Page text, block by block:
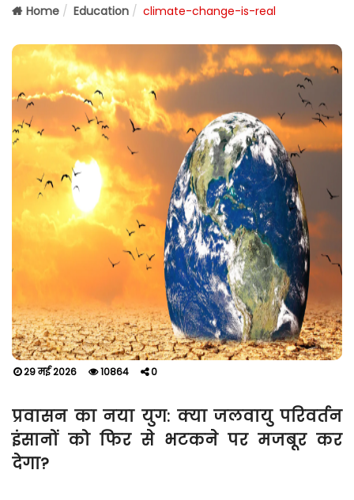
Home Education climate-change-is-real
29 मई 2026 10864 0
प्रवासन का नया युग: क्या जलवायु परिवर्तन
इंसानों को फिर से भटकने पर मजबूर कर
देगा?